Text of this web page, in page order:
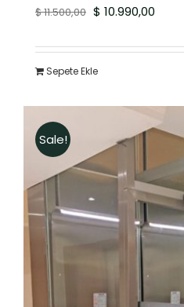
$11.500,00 Orijinal
$ 11.500,00.
$ 10.990,00
fiyat:
Sepete Ekle
Sale!